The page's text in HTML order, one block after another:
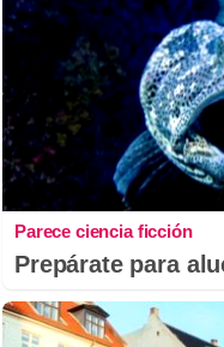
Parece ciencia ficción
Prepárate para